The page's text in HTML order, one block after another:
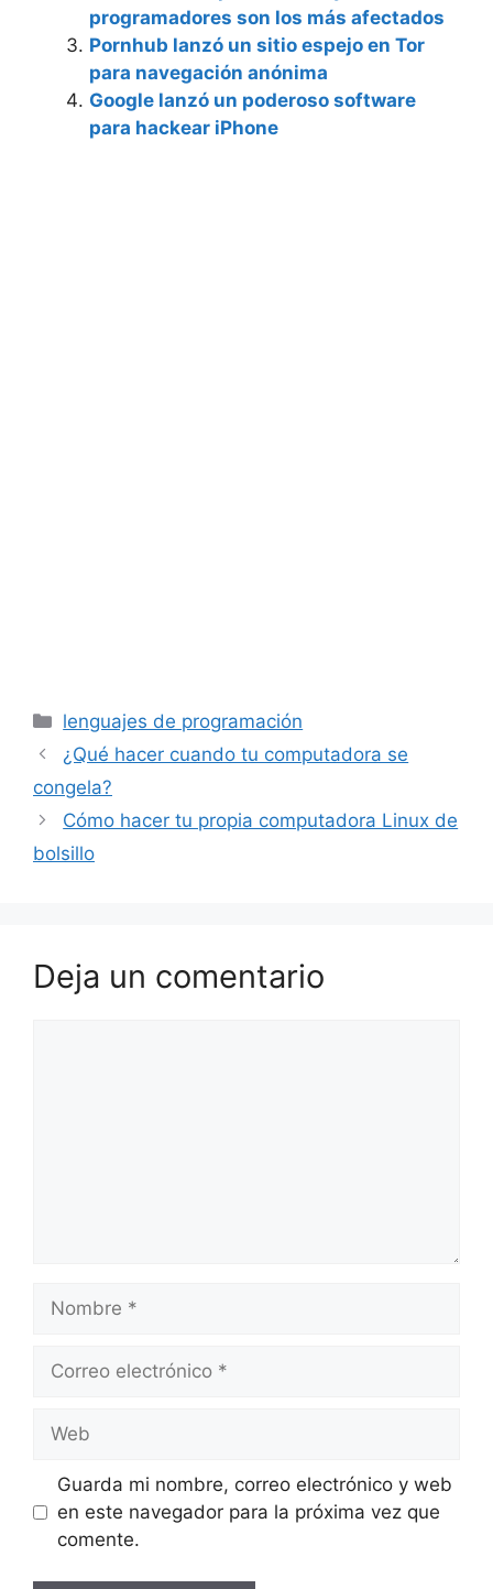
programadores son los más afectados
Pornhub lanzó un sitio espejo en Tor
para navegación anónima
Google lanzó un poderoso software
para hackear iPhone
Categorías
lenguajes de programación
¿Qué hacer cuando tu computadora se
congela?
Cómo hacer tu propia computadora Linux de
bolsillo
Deja un comentario
electrónico
Guarda mi nombre, correo electrónico y web
en este navegador para la próxima vez que
comente.